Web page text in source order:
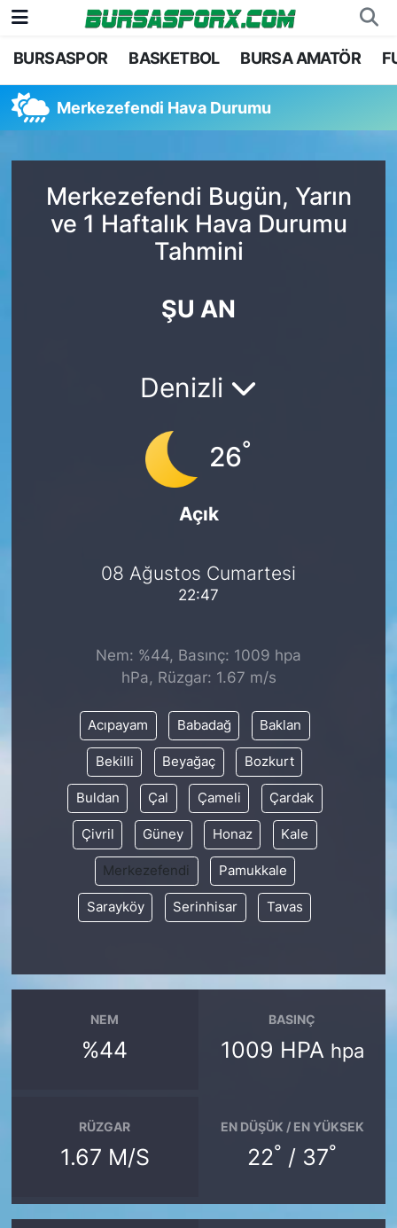
BURSASPOR BASKETBOL BURSA AMATÖR
Merkezefendi Hava Durumu
Merkezefendi Bugün, Yarın
ve 1 Haftalık Hava Durumu
Tahmini
ŞU AN
Denizli
26°
Açık
08 Ağustos Cumartesi
22:47
Nem: %44, Basınç: 1009 hpa
hPa, Rüzgar: 1.67 m/s
Acıpayam Babadağ Baklan
Bekilli Beyağaç Bozkurt
Buldan Çal Çameli Çardak
Çivril Güney Honaz Kale
Merkezefendi Pamukkale
Sarayköy Serinhisar Tavas
NEM
%44
BASINÇ
1009 HPA hpa
RÜZGAR
1.67 M/S
EN DÜŞÜK / EN YÜKSEK
22° / 37°
Bursaspor
Futbol
Basketbol
Bursa Amatör
Bursa Nöbetçi Eczaneler
Bursa Hava Durumu
Bursa Namaz Vakitleri
Bursa Trafik Yoğunluk Haritası
TFF 1.Lig Puan Durumu ve Fikstür